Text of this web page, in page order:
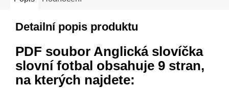
Detailní popis produktu
PDF soubor Anglická slovíčka
slovní fotbal obsahuje 9 stran,
na kterých najdete: